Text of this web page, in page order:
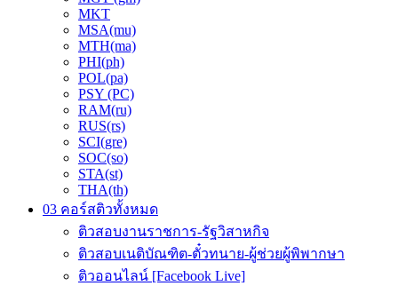
MKT
MSA(mu)
MTH(ma)
PHI(ph)
POL(pa)
PSY (PC)
RAM(ru)
RUS(rs)
SCI(gre)
SOC(so)
STA(st)
THA(th)
03 คอร์สติวทั้งหมด
ติวสอบงานราชการ-รัฐวิสาหกิจ
ติวสอบเนติบัณฑิต-ตั๋วทนาย-ผู้ช่วยผู้พิพากษา
ติวออนไลน์ [Facebook Live]